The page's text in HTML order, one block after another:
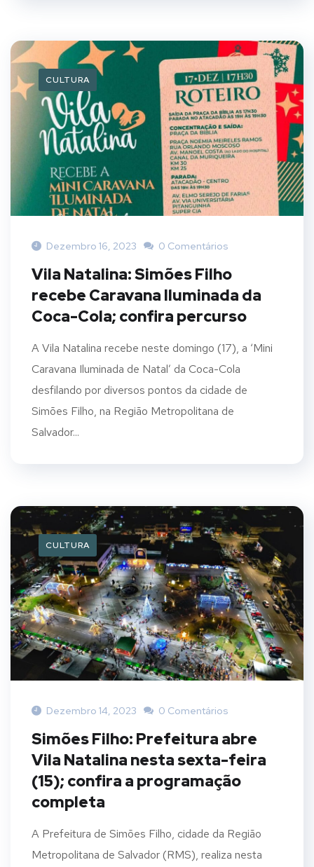
CULTURA
Dezembro 16, 2023 0 Comentários
Vila Natalina: Simões Filho
recebe Caravana Iluminada da
Coca-Cola; confira percurso
A Vila Natalina recebe neste domingo (17), a ‘Mini
Caravana Iluminada de Natal’ da Coca-Cola
desfilando por diversos pontos da cidade de
Simões Filho, na Região Metropolitana de
Salvador...
CULTURA
Dezembro 14, 2023 0 Comentários
Simões Filho: Prefeitura abre
Vila Natalina nesta sexta-feira
(15); confira a programação
completa
A Prefeitura de Simões Filho, cidade da Região
Metropolitana de Salvador (RMS), realiza nesta